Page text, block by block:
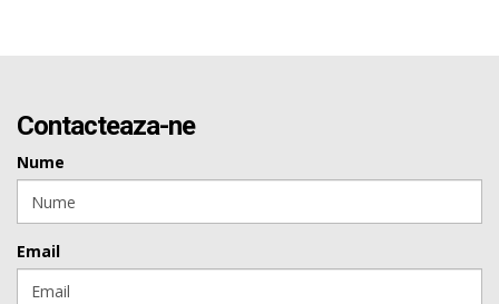
Contacteaza-ne
Nume
Email